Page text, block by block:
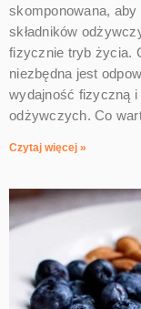
skomponowana, aby
składników
fizycznie tryb życia.
niezbędna jest
wydajność fizyczną i
odżywczych. Co
Czytaj więcej »